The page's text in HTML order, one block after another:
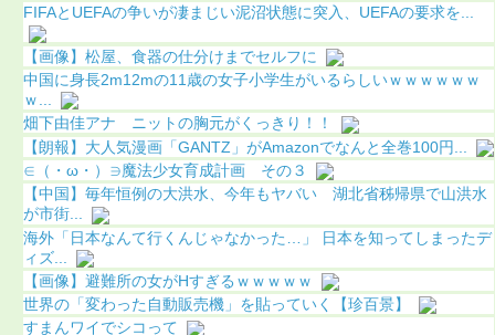
FIFAとUEFAの争いが凄まじい泥沼状態に突入、UEFAの要求を...
【画像】松屋、食器の仕分けまでセルフに
中国に身長2m12mの11歳の女子小学生がいるらしいｗｗｗｗｗｗ
ｗ...
畑下由佳アナ ニットの胸元がくっきり！！
【朗報】大人気漫画「GANTZ」がAmazonでなんと全巻100円...
∈（・ω・）∋魔法少女育成計画 その３
【中国】毎年恒例の大洪水、今年もヤバい 湖北省秭帰県で山洪水
が市街...
海外「日本なんて行くんじゃなかった…」 日本を知ってしまったデ
ィズ...
【画像】避難所の女がHすぎるｗｗｗｗｗ
世界の「変わった自動販売機」を貼っていく【珍百景】
すまんワイでシコって